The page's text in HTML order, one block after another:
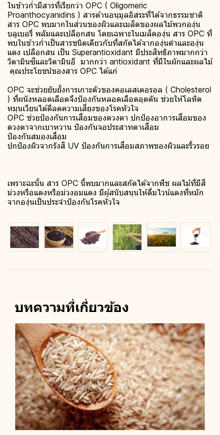
ในข้าวก่ำมีสารที่เรียกว่า OPC ( Oligomeric
Proanthocyanidins ) สารต้านอนุมูลอิสระที่ได้จากธรรมชาติ
สาร OPC พบมากในส่วนของผิวและเมล็ดของผลไม้พวกองุ่น
บลูเบอรี่ พลัมและเปลือกสน โดยเฉพาะในเมล็ดองุ่น สาร OPC ที่
พบในข้าวก่ำเป็นสารชนิดเดียวกับที่สกัดได้จากองุ่นดำและองุ่น
แดง เปลือกสน เป็น Superantioxidant มีประสิทธิภาพมากกว่า
วิตามินซีและวิตามินอี มากกว่า antioxidant ที่มีในผักและผลไม้
คุณประโยชน์ของสาร OPC ได้แก่
OPC จะช่วยยับยั้งการเกาะตัวของคอเลสเตอรอล ( Cholesterol
) ที่ผนังหลอดเลือดจึงป้องกันหลอดเลือดอุดตัน ช่วยให้โลหิต
หมุนเวียนได้ดีลดความเสี่ยงของโรคหัวใจ
OPC ช่วยป้องกันการเสื่่อมของดวงตา ปกป้องอาการเสื่อมของ
ดวงตาจากเบาหวาน ป้องกันจอประสาทตาเสื่อม
ป้องกันสมองเสื่อม
ปกป้องผิวจากรังสี UV ป้องกันการเสื่อมสภาพของผิวและริ้วรอย
เพราะฉะนั้น สาร OPC นี้พบมากและสกัดได้จากพืช ผลไม้ที่มีสี
ม่วงหรือแดงหรือม่วงอมแดง มีผู้สนับสนุนให้ดื่มไวน์แดงที่หมัก
จากองุ่นเป็นประจำป้องกันโรคหัวใจ
บทความที่เกี่ยวข้อง